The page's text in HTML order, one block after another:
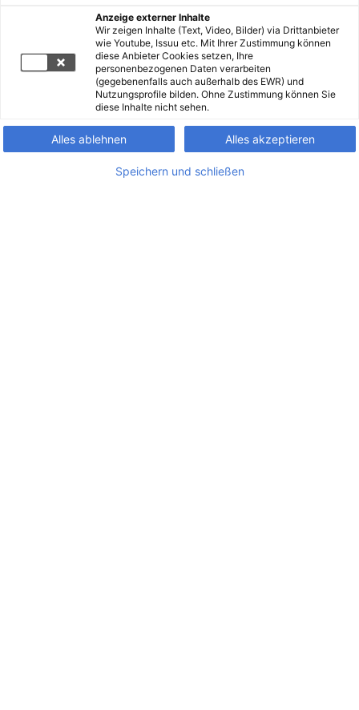
Anzeige externer Inhalte
Wir zeigen Inhalte (Text, Video, Bilder) via Drittanbieter
wie Youtube, Issuu etc. Mit Ihrer Zustimmung können
diese Anbieter Cookies setzen, Ihre
personenbezogenen Daten verarbeiten
(gegebenenfalls auch außerhalb des EWR) und
Nutzungsprofile bilden. Ohne Zustimmung können Sie
diese Inhalte nicht sehen.
Alles ablehnen Alles akzeptieren
Speichern und schließen